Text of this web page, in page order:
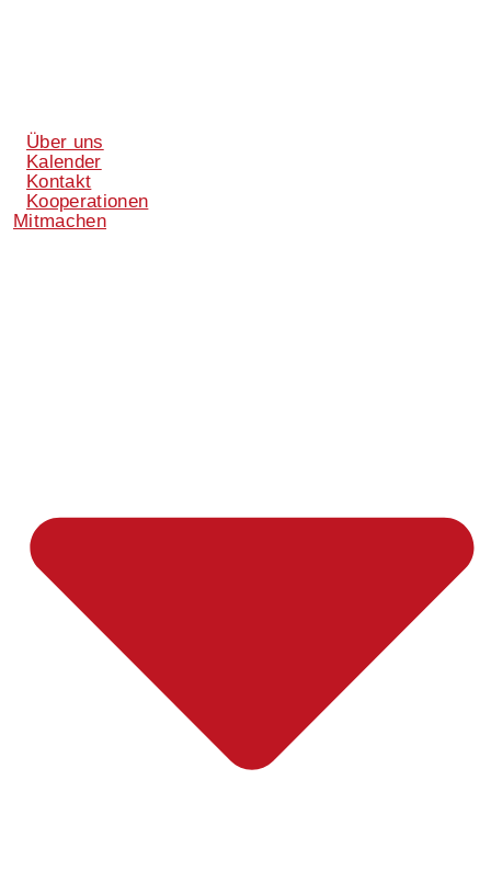
Über uns
Kalender
Kontakt
Kooperationen
Mitmachen